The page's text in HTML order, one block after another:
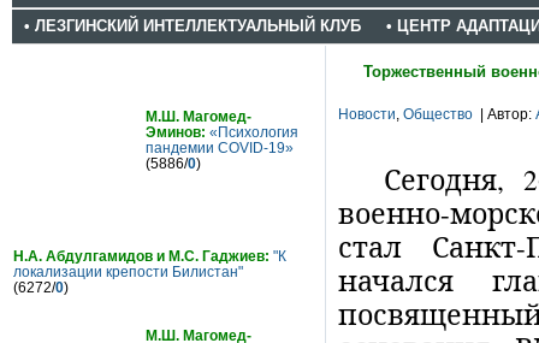
• ЛЕЗГИНСКИЙ ИНТЕЛЛЕКТУАЛЬНЫЙ КЛУБ
• ЦЕНТР
Торжественный
Новости, Общество | Автор:
Сегодня,
военно-
стал
начался
М.Ш. Магомед-
Эминов: «Психология
пандемии COVID-19»
(5886/0)
Н.А. Абдулгамидов и М.С. Гаджиев: "К
локализации крепости Билистан"
(6272/0)
М.Ш. Магомед-